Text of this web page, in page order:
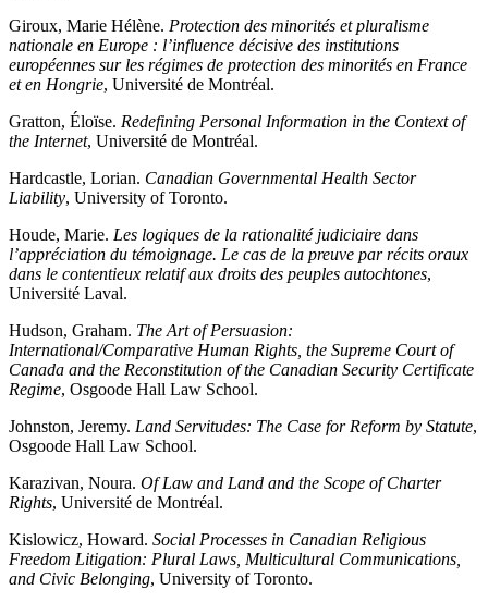
Giroux, Marie Hélène. Protection des minorités et pluralisme
nationale en Europe : l’influence décisive des institutions
européennes sur les régimes de protection des minorités en France
et en Hongrie, Université de Montréal.
Gratton, Éloïse. Redefining Personal Information in the Context of
the Internet, Université de Montréal.
Hardcastle, Lorian. Canadian Governmental Health Sector
Liability, University of Toronto.
Houde, Marie. Les logiques de la rationalité judiciaire dans
l’appréciation du témoignage. Le cas de la preuve par récits oraux
dans le contentieux relatif aux droits des peuples autochtones,
Université Laval.
Hudson, Graham. The Art of Persuasion:
International/Comparative Human Rights, the Supreme Court of
Canada and the Reconstitution of the Canadian Security Certificate
Regime, Osgoode Hall Law School.
Johnston, Jeremy. Land Servitudes: The Case for Reform by Statute,
Osgoode Hall Law School.
Karazivan, Noura. Of Law and Land and the Scope of Charter
Rights, Université de Montréal.
Kislowicz, Howard. Social Processes in Canadian Religious
Freedom Litigation: Plural Laws, Multicultural Communications,
and Civic Belonging, University of Toronto.